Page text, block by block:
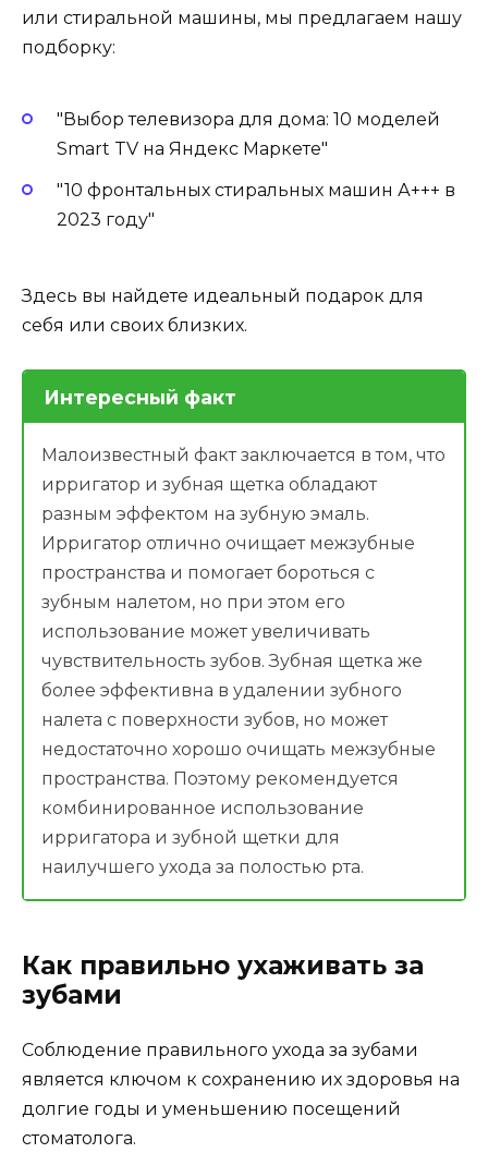
или стиральной машины, мы предлагаем нашу
подборку:
"Выбор телевизора для дома: 10 моделей
Smart TV на Яндекс Маркете"
"10 фронтальных стиральных машин А+++ в
2023 году"
Здесь вы найдете идеальный подарок для
себя или своих близких.
Интересный факт
Малоизвестный факт заключается в том, что
ирригатор и зубная щетка обладают
разным эффектом на зубную эмаль.
Ирригатор отлично очищает межзубные
пространства и помогает бороться с
зубным налетом, но при этом его
использование может увеличивать
чувствительность зубов. Зубная щетка же
более эффективна в удалении зубного
налета с поверхности зубов, но может
недостаточно хорошо очищать межзубные
пространства. Поэтому рекомендуется
комбинированное использование
ирригатора и зубной щетки для
наилучшего ухода за полостью рта.
Как правильно ухаживать за
зубами
Соблюдение правильного ухода за зубами
является ключом к сохранению их здоровья на
долгие годы и уменьшению посещений
стоматолога.